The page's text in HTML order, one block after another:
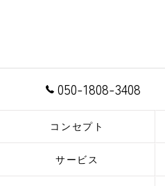
050-1808-3408
コンセプト
サービス